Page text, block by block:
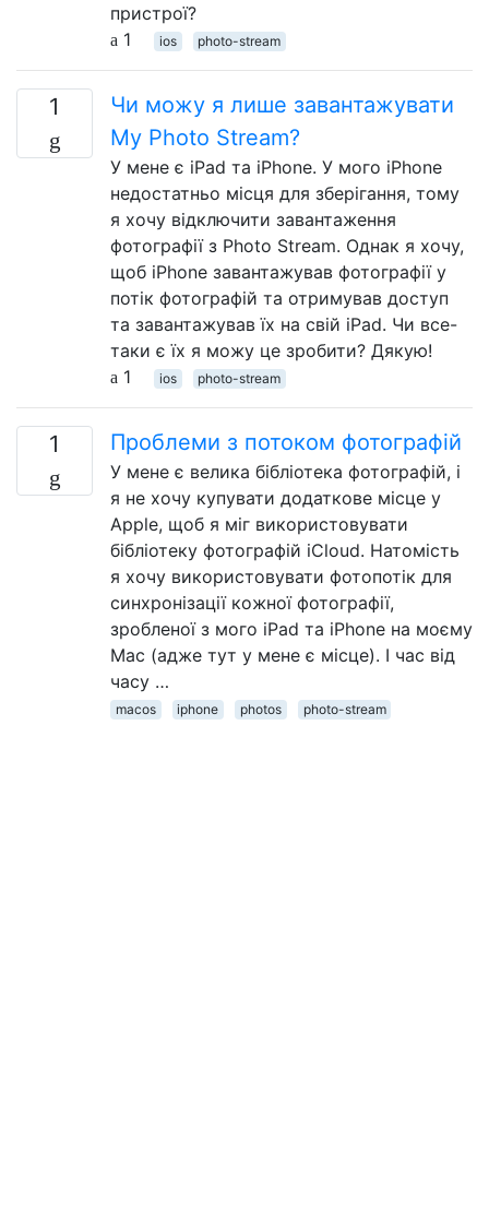
пристрої?
1
ios photo-stream
1
Чи можу я лише завантажувати
My Photo Stream?
У мене є iPad та iPhone. У мого iPhone
недостатньо місця для зберігання, тому
я хочу відключити завантаження
фотографії з Photo Stream. Однак я хочу,
щоб iPhone завантажував фотографії у
потік фотографій та отримував доступ
та завантажував їх на свій iPad. Чи все-
таки є їх я можу це зробити? Дякую!
1
ios photo-stream
1 Проблеми з потоком фотографій
У мене є велика бібліотека фотографій, і
я не хочу купувати додаткове місце у
Apple, щоб я міг використовувати
бібліотеку фотографій iCloud. Натомість
я хочу використовувати фотопотік для
синхронізації кожної фотографії,
зробленої з мого iPad та iPhone на моєму
Mac (адже тут у мене є місце). І час від
часу …
macos iphone photos photo-stream